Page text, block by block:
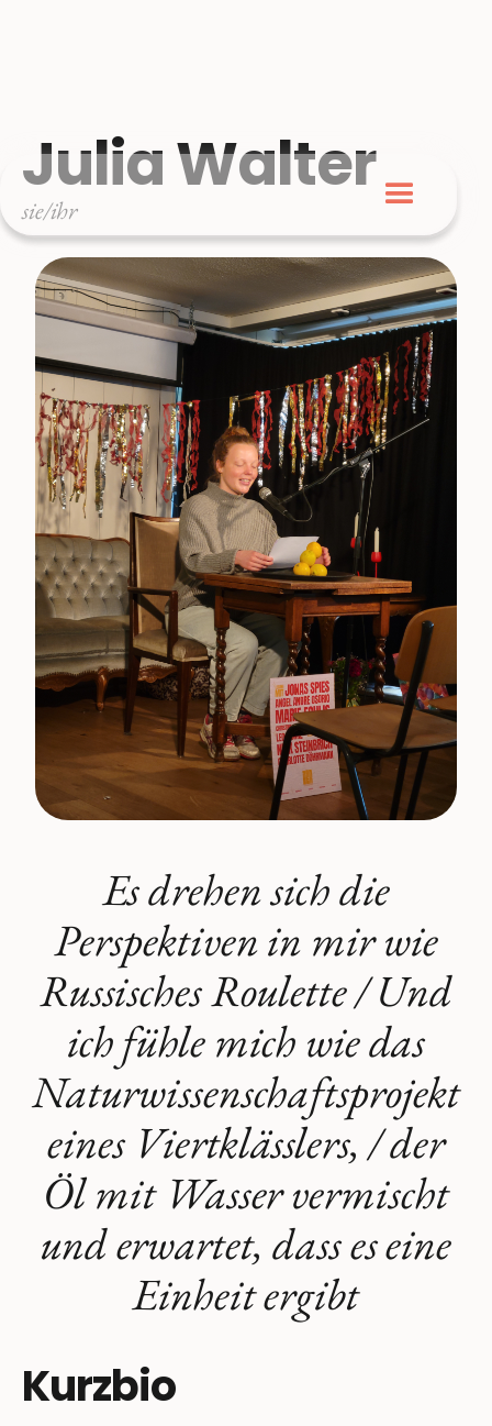
Julia Walter
sie/ihr
Es drehen sich die
Perspektiven in mir wie
Russisches Roulette / Und
ich fühle mich wie das
Naturwissenschaftsprojekt
eines Viertklässlers, / der
Öl mit Wasser vermischt
und erwartet, dass es eine
Einheit ergibt
Kurzbio